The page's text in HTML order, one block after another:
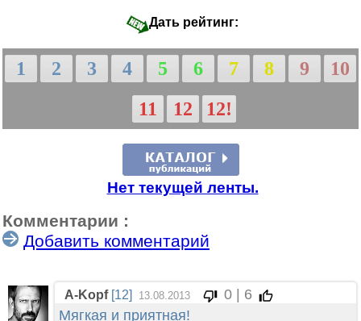
Дать рейтинг:
1 2 3 4 5 6 7 8 9
10
11
12 12!
Нет текущей ленты.
Комментарии :
Добавить комментарий
A-Kopf[12] 13.08.2013
0 | 6
Мягкая и приятная!